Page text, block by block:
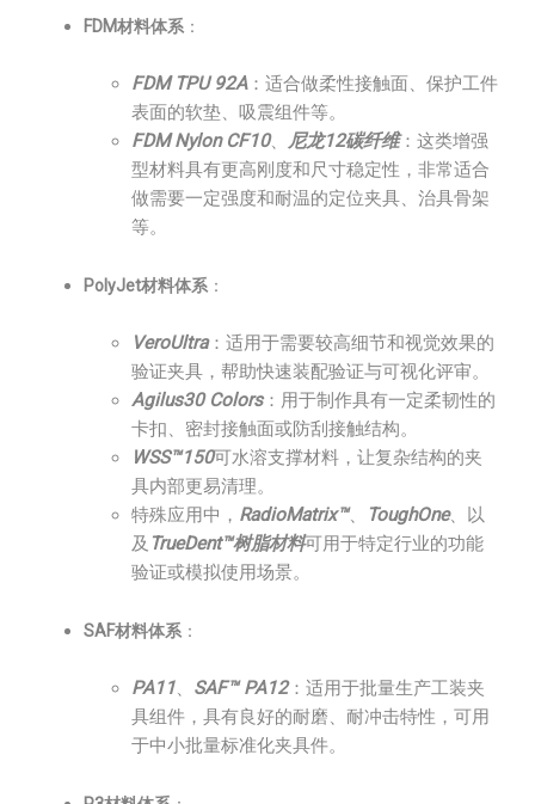
FDM材料体系 ：
FDM TPU 92A：适合做柔性接触面、保护工件
表面的软垫、吸震组件等。
FDM Nylon CF10、 尼龙12碳纤维：这类增强
型材料具有更高刚度和尺寸稳定性，非常适合
做需要一定强度和耐温的定位夹具、治具骨架
等。
PolyJet材料体系 ：
VeroUltra：适用于需要较高细节和视觉效果的
验证夹具，帮助快速装配验证与可视化评审。
Agilus30 Colors：用于制作具有一定柔韧性的
卡扣、密封接触面或防刮接触结构。
WSS™150可水溶支撑材料，让复杂结构的夹
具内部更易清理。
特殊应用中， RadioMatrix™、 ToughOne、以
及 TrueDent™树脂材料可用于特定行业的功能
验证或模拟使用场景。
SAF材料体系 ：
PA11、 SAF™ PA12：适用于批量生产工装夹
具组件，具有良好的耐磨、耐冲击特性，可用
于中小批量标准化夹具件。